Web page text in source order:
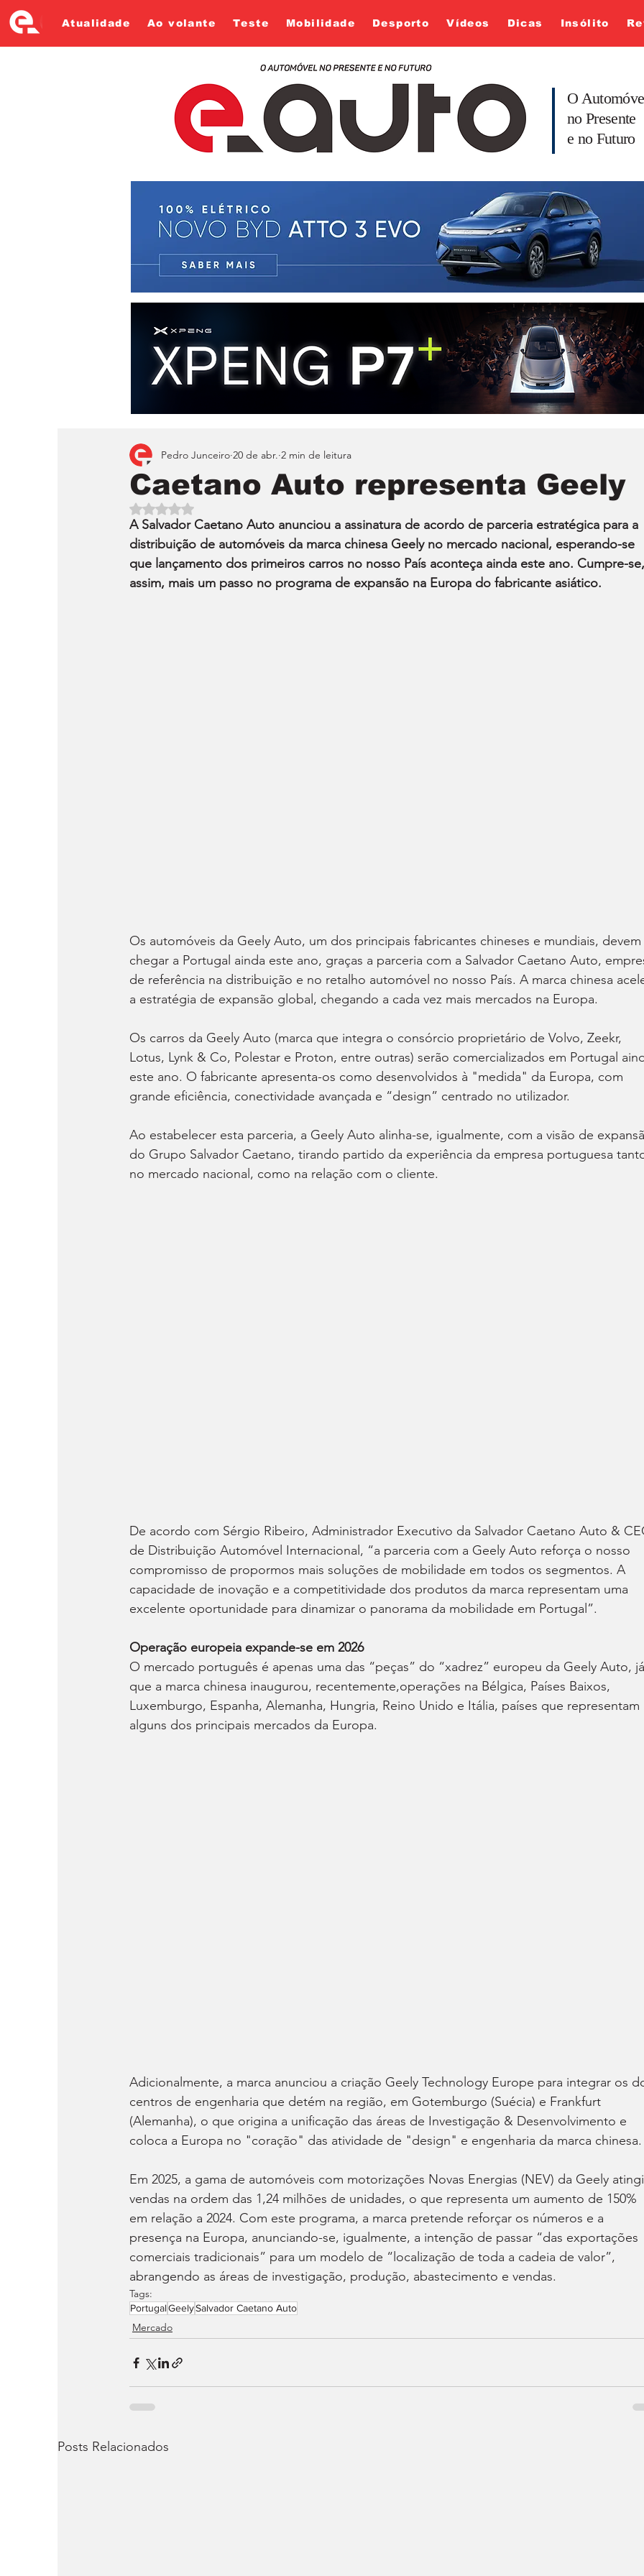
Atualidade Ao volante Teste Mobilidade Desporto Vídeos Dicas Insólito
O
no Presente
e no Futuro
Caetano Auto representa Geely
Pedro Junceiro 20 de abr. 2 min de leitura
Avaliado com NaN de 5 estrelas.
A Salvador Caetano Auto anunciou a assinatura de acordo de parceria estratégica para a
distribuição de automóveis da marca chinesa Geely no mercado nacional, esperando-se
que lançamento dos primeiros carros no nosso País aconteça ainda este ano. Cumpre-
assim, mais um passo no programa de expansão na Europa do fabricante asiático.
Os automóveis da Geely Auto, um dos principais fabricantes chineses e mundiais, devem
chegar a Portugal ainda este ano, graças a parceria com a Salvador Caetano Auto,
de referência na distribuição e no retalho automóvel no nosso País. A marca chinesa
a estratégia de expansão global, chegando a cada vez mais mercados na Europa.
Os carros da Geely Auto (marca que integra o consórcio proprietário de Volvo, Zeekr,
Lotus, Lynk & Co, Polestar e Proton, entre outras) serão comercializados em Portugal
este ano. O fabricante apresenta-os como desenvolvidos à "medida" da Europa, com
grande eficiência, conectividade avançada e “design” centrado no utilizador.
Ao estabelecer esta parceria, a Geely Auto alinha-se, igualmente, com a visão de
do Grupo Salvador Caetano, tirando partido da experiência da empresa portuguesa
no mercado nacional, como na relação com o cliente.
De acordo com Sérgio Ribeiro, Administrador Executivo da Salvador Caetano Auto &
de Distribuição Automóvel Internacional, “a parceria com a Geely Auto reforça o nosso
compromisso de propormos mais soluções de mobilidade em todos os segmentos. A
capacidade de inovação e a competitividade dos produtos da marca representam uma
excelente oportunidade para dinamizar o panorama da mobilidade em Portugal”.
Operação europeia expande-se em 2026
O mercado português é apenas uma das “peças” do “xadrez” europeu da Geely Auto,
que a marca chinesa inaugurou, recentemente,operações na Bélgica, Países Baixos,
Luxemburgo, Espanha, Alemanha, Hungria, Reino Unido e Itália, países que
alguns dos principais mercados da Europa.
Adicionalmente, a marca anunciou a criação Geely Technology Europe para integrar os
centros de engenharia que detém na região, em Gotemburgo (Suécia) e Frankfurt
(Alemanha), o que origina a unificação das áreas de Investigação & Desenvolvimento e
coloca a Europa no "coração" das atividade de "design" e engenharia da marca chinesa.
Em 2025, a gama de automóveis com motorizações Novas Energias (NEV) da Geely
vendas na ordem das 1,24 milhões de unidades, o que representa um aumento de 150%
em relação a 2024. Com este programa, a marca pretende reforçar os números e a
presença na Europa, anunciando-se, igualmente, a intenção de passar “das exportações
comerciais tradicionais” para um modelo de “localização de toda a cadeia de valor”,
abrangendo as áreas de investigação, produção, abastecimento e vendas.
Tags:
PortugalGeelySalvador Caetano Auto
Mercado
Posts Relacionados